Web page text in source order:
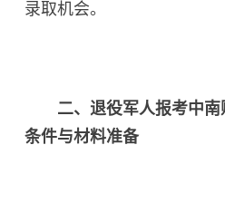
录取机会。
二、退役军人报考中南
条件与材料准备